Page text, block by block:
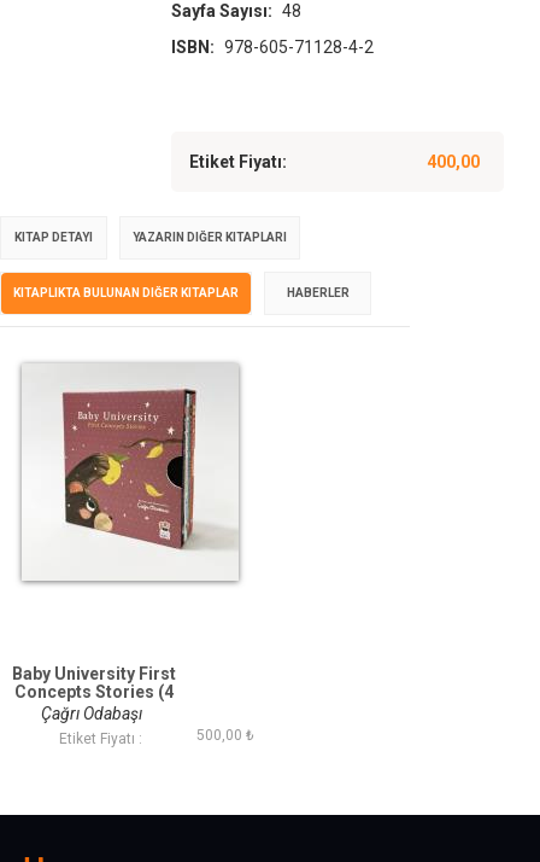
Sayfa Sayısı: 48
ISBN: 978-605-71128-4-2
Etiket Fiyatı: 400,00
KITAP DETAYI YAZARIN DIĞER KITAPLARI
KITAPLIKTA BULUNAN DIĞER KITAPLAR HABERLER
Baby University First
Concepts Stories (4
Book)
Çağrı Odabaşı
Etiket Fiyatı : 500,00 ₺